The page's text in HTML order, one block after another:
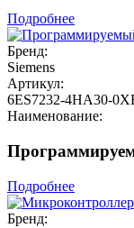
Подробнее
Бренд:
Siemens
Артикул:
6ES7232-4HA30-
Наименование:
Подробнее
Бренд: